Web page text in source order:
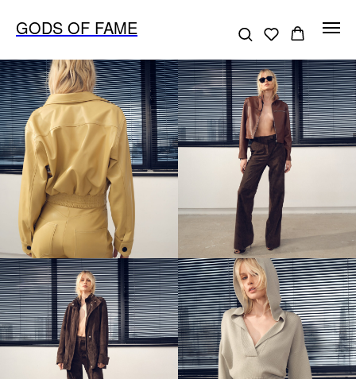
GODS OF FAME